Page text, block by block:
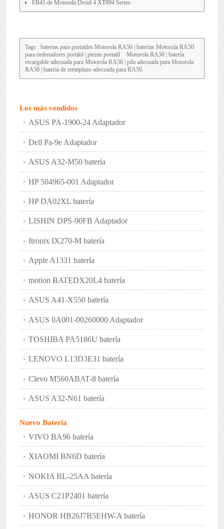
EB41 de Motorola Droid 4 XT894 Series
Tags : baterias para portatiles Motorola RA50| baterías Motorola RA50
para ordenadores portátil | piezas portatil
Motorola RA50| batería
recargable adecuada para Motorola RA50 | pila adecuada para Motorola
RA50 | batería de reemplazo adecuada para RA50.
Los más vendidos
ASUS PA-1900-24 Adaptador
Dell Pa-9e Adaptador
ASUS A32-M50 batería
HP 504965-001 Adaptador
HP DA02XL batería
LISHIN DPS-90FB Adaptador
Itronix IX270-M batería
Apple A1331 batería
motion BATEDX20L4 batería
ASUS A41-X550 batería
ASUS 0A001-00260000 Adaptador
TOSHIBA PA5186U batería
LENOVO L13D3E31 batería
Clevo M560ABAT-8 batería
ASUS A32-N61 batería
Nuevo Bateria
VIVO BA96 batería
XIAOMI BN6D batería
NOKIA BL-25AA batería
ASUS C21P2401 batería
HONOR HB26J7B5EHW-A batería